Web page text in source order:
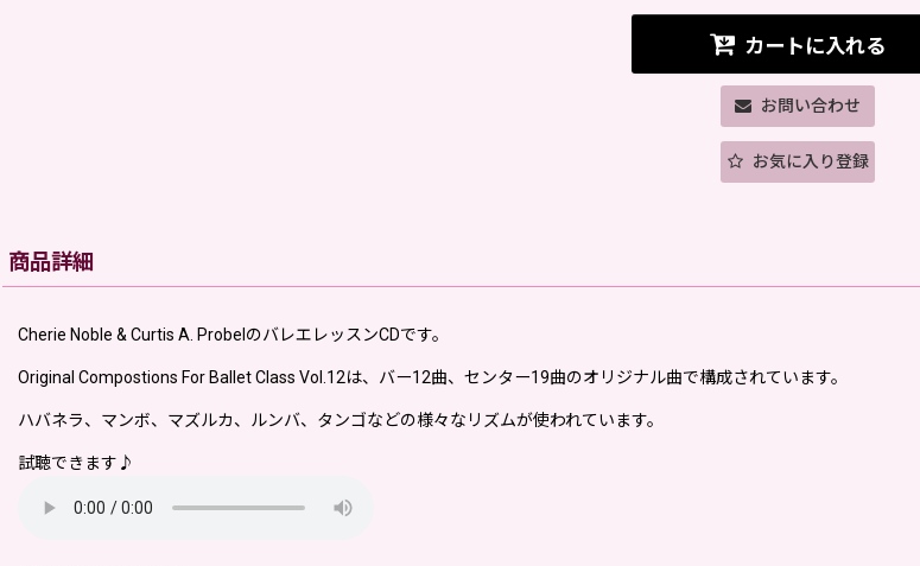
カートに入れる
お問い合わせ
お気に入り登録
商品詳細
Cherie Noble & Curtis A. ProbelのバレエレッスンCDです。
Original Compostions For Ballet Class Vol.12は、バー12曲、センター19曲のオリジナル曲で構成されています。
ハバネラ、マンボ、マズルカ、ルンバ、タンゴなどの様々なリズムが使われています。
試聴できます♪